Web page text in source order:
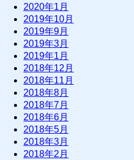
2020年1月
2019年10月
2019年9月
2019年3月
2019年1月
2018年12月
2018年11月
2018年8月
2018年7月
2018年6月
2018年5月
2018年3月
2018年2月